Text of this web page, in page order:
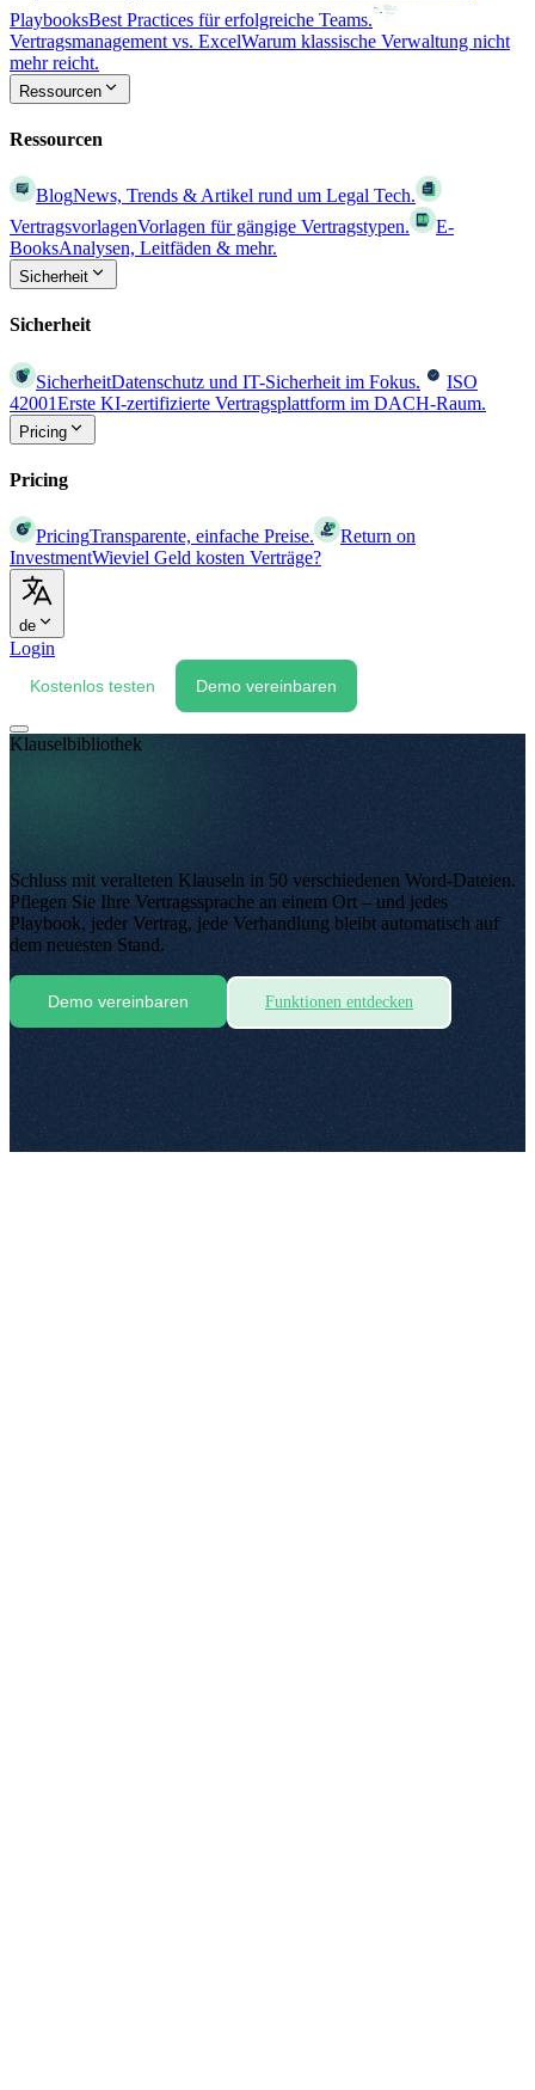
PlaybooksBest Practices für erfolgreiche Teams.
Vertragsmanagement vs. ExcelWarum klassische Verwaltung nicht
mehr reicht.
Ressourcen
Ressourcen
BlogNews, Trends & Artikel rund um Legal Tech.
VertragsvorlagenVorlagen für gängige Vertragstypen.
E-
BooksAnalysen, Leitfäden & mehr.
Sicherheit
Sicherheit
SicherheitDatenschutz und IT-Sicherheit im Fokus.
ISO
42001Erste KI-zertifizierte Vertragsplattform im DACH-Raum.
Pricing
Pricing
PricingTransparente, einfache Preise.
Return on
InvestmentWieviel Geld kosten Verträge?
de
Login
Kostenlos testen Demo vereinbaren
Klauselbibliothek
Schluss mit veralteten Klauseln in 50 verschiedenen Word-Dateien.
Pflegen Sie Ihre Vertragssprache an einem Ort – und jedes
Playbook, jeder Vertrag, jede Verhandlung bleibt automatisch auf
dem neuesten Stand.
Demo vereinbaren Funktionen entdecken